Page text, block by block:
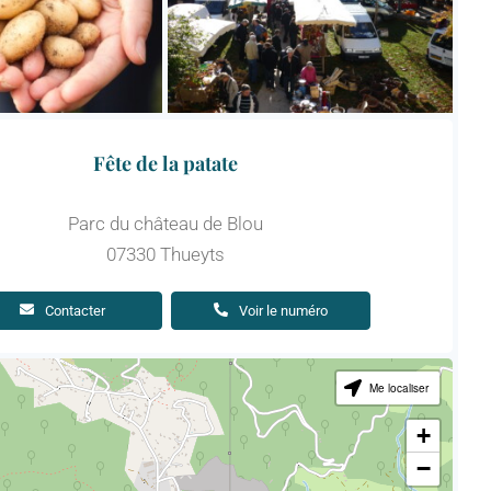
Fête de la patate
Parc du château de Blou
07330 Thueyts
Contacter Voir le numéro
Me localiser
+
−